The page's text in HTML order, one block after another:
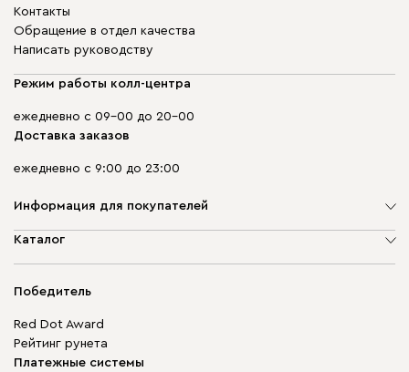
Контакты
Обращение в отдел качества
Написать руководству
Режим работы колл-центра
ежедневно с 09-00 до 20-00
Доставка заказов
ежедневно с 9:00 до 23:00
Информация для покупателей
О компании
Гарантия
Карта сайта
Каталог
Корпусная мебель
Модульная мебель
Столы и стулья
Победитель
Red Dot Award
Рейтинг рунета
Платежные системы